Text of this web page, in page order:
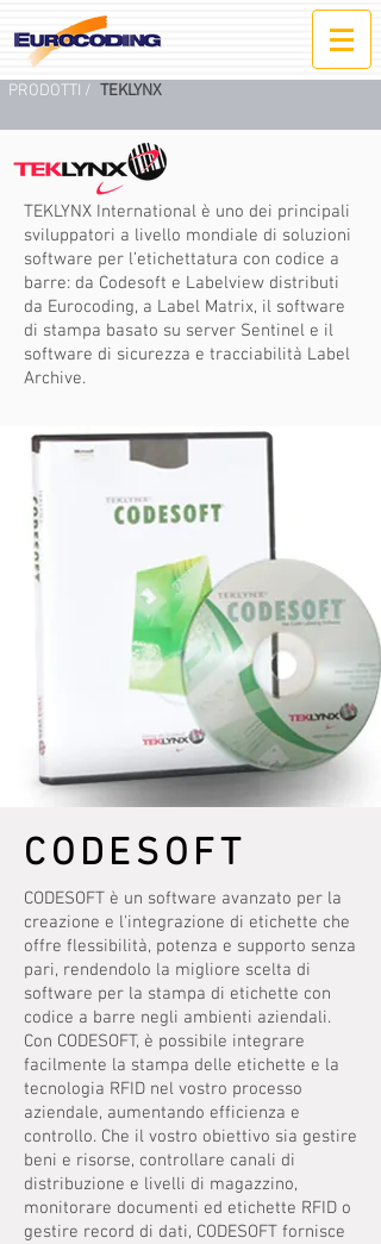
PRODOTTI / TEKLYNX
TEKLYNX International è uno dei principali
sviluppatori a livello mondiale di soluzioni
software per l’etichettatura con codice a
barre: da Codesoft e Labelview distributi
da Eurocoding, a Label Matrix, il software
di stampa basato su server Sentinel e il
software di sicurezza e tracciabilità Label
Archive.
CODESOFT
CODESOFT è un software avanzato per la
creazione e l'integrazione di etichette che
offre flessibilità, potenza e supporto senza
pari, rendendolo la migliore scelta di
software per la stampa di etichette con
codice a barre negli ambienti aziendali.
Con CODESOFT, è possibile integrare
facilmente la stampa delle etichette e la
tecnologia RFID nel vostro processo
aziendale, aumentando efficienza e
controllo. Che il vostro obiettivo sia gestire
beni e risorse, controllare canali di
distribuzione e livelli di magazzino,
monitorare documenti ed etichette RFID o
gestire record di dati, CODESOFT fornisce